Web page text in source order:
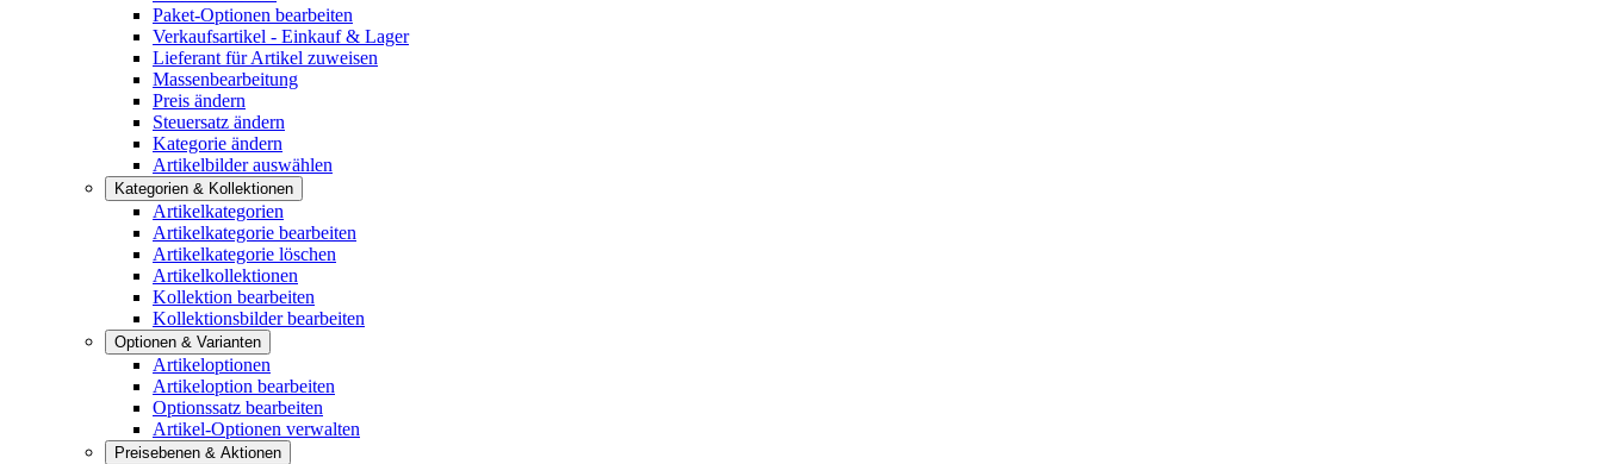
Paket-Optionen bearbeiten
Verkaufsartikel - Einkauf & Lager
Lieferant für Artikel zuweisen
Massenbearbeitung
Preis ändern
Steuersatz ändern
Kategorie ändern
Artikelbilder auswählen
Kategorien & Kollektionen
Artikelkategorien
Artikelkategorie bearbeiten
Artikelkategorie löschen
Artikelkollektionen
Kollektion bearbeiten
Kollektionsbilder bearbeiten
Optionen & Varianten
Artikeloptionen
Artikeloption bearbeiten
Optionssatz bearbeiten
Artikel-Optionen verwalten
Preisebenen & Aktionen